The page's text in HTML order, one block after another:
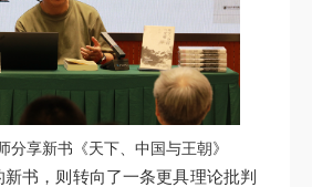
分享新书《天下、中国与王朝》
新书，则转向了一条更具理论批判